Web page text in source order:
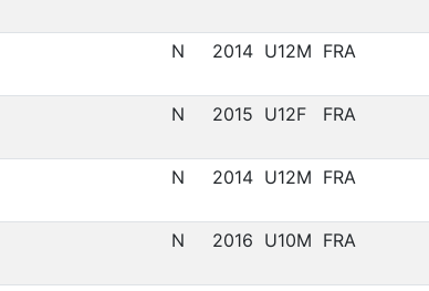
N 2014 U12M FRA
N 2015 U12F FRA
N 2014 U12M FRA
N 2016 U10M FRA